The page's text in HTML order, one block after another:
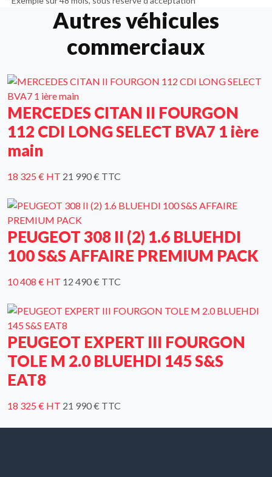
Autres véhicules
commerciaux
MERCEDES CITAN II FOURGON
112 CDI LONG SELECT BVA7 1 ière
main
18 325 € HT 21 990 € TTC
PEUGEOT 308 II (2) 1.6 BLUEHDI
100 S&S AFFAIRE PREMIUM PACK
10 408 € HT 12 490 € TTC
PEUGEOT EXPERT III FOURGON
TOLE M 2.0 BLUEHDI 145 S&S
EAT8
18 325 € HT 21 990 € TTC